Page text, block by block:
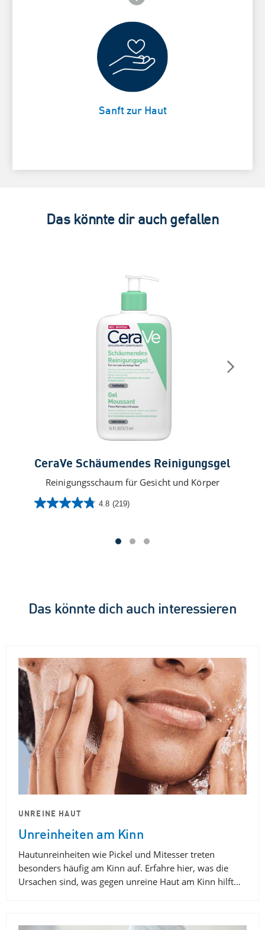
Sanft zur Haut
Spendet Feuchtigkeit und stärkt die
Hautschutzbarriere
Das könnte dir auch gefallen
CeraVe Schäumendes Reinigungsgel
Reinigungsschaum für Gesicht und Körper
4.8 (219)
4.8
Das könnte dich auch interessieren
UNREINE HAUT
Unreinheiten am Kinn
Hautunreinheiten wie Pickel und Mitesser treten
besonders häufig am Kinn auf. Erfahre hier, was die
Ursachen sind, was gegen unreine Haut am Kinn hilft…